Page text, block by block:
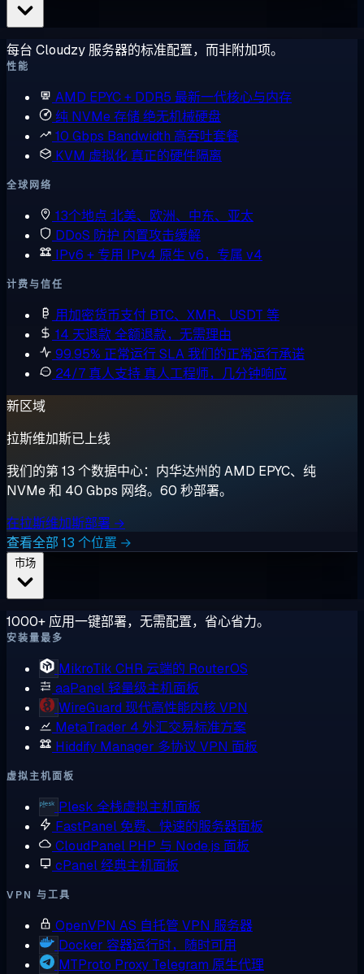
每台 Cloudzy 服务器的标准配置，而非附加项。
性能
AMD EPYC + DDR5 最新一代核心与内存
纯 NVMe 存储绝无机械硬盘
10 Gbps Bandwidth 高吞吐套餐
KVM 虚拟化 真正的硬件隔离
全球网络
13个地点 北美、欧洲、中东、亚太
DDoS 防护 内置攻击缓解
IPv6 + 专用 IPv4 原生 v6，专属 v4
计费与信任
用加密货币支付 BTC、XMR、USDT 等
14 天退款全额退款，无需理由
99.95% 正常运行 SLA我们的正常运行承诺
24/7 真人支持 真人工程师，几分钟响应
新区域
拉斯维加斯已上线
我们的第 13 个数据中心：内华达州的 AMD EPYC、纯
NVMe 和 40 Gbps 网络。60 秒部署。
在拉斯维加斯部署 →
查看全部 13 个位置 →
1000+ 应用一键部署，无需配置，省心省力。
安装量最多
MikroTik CHR 云端的 RouterOS
aaPanel轻量级主机面板
WireGuard 现代高性能内核 VPN
MetaTrader 4 外汇交易标准方案
Hiddify Manager 多协议 VPN 面板
虚拟主机面板
Plesk 全栈虚拟主机面板
FastPanel 免费、快速的服务器面板
CloudPanel PHP 与 Node.js 面板
cPanel经典主机面板
VPN 与工具
OpenVPN AS 自托管 VPN 服务器
Docker 容器运行时，随时可用
MTProto Proxy Telegram 原生代理